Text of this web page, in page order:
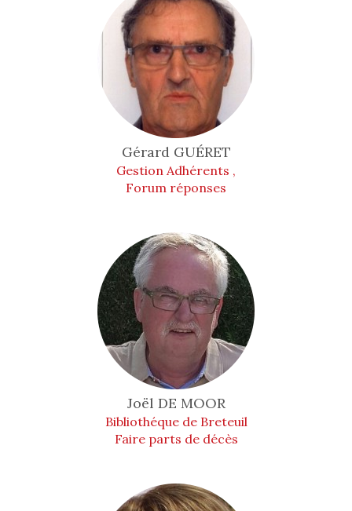
Gérard GUÉRET
Gestion Adhérents ,
Forum réponses
Joël DE MOOR
Bibliothéque de Breteuil
Faire parts de décès